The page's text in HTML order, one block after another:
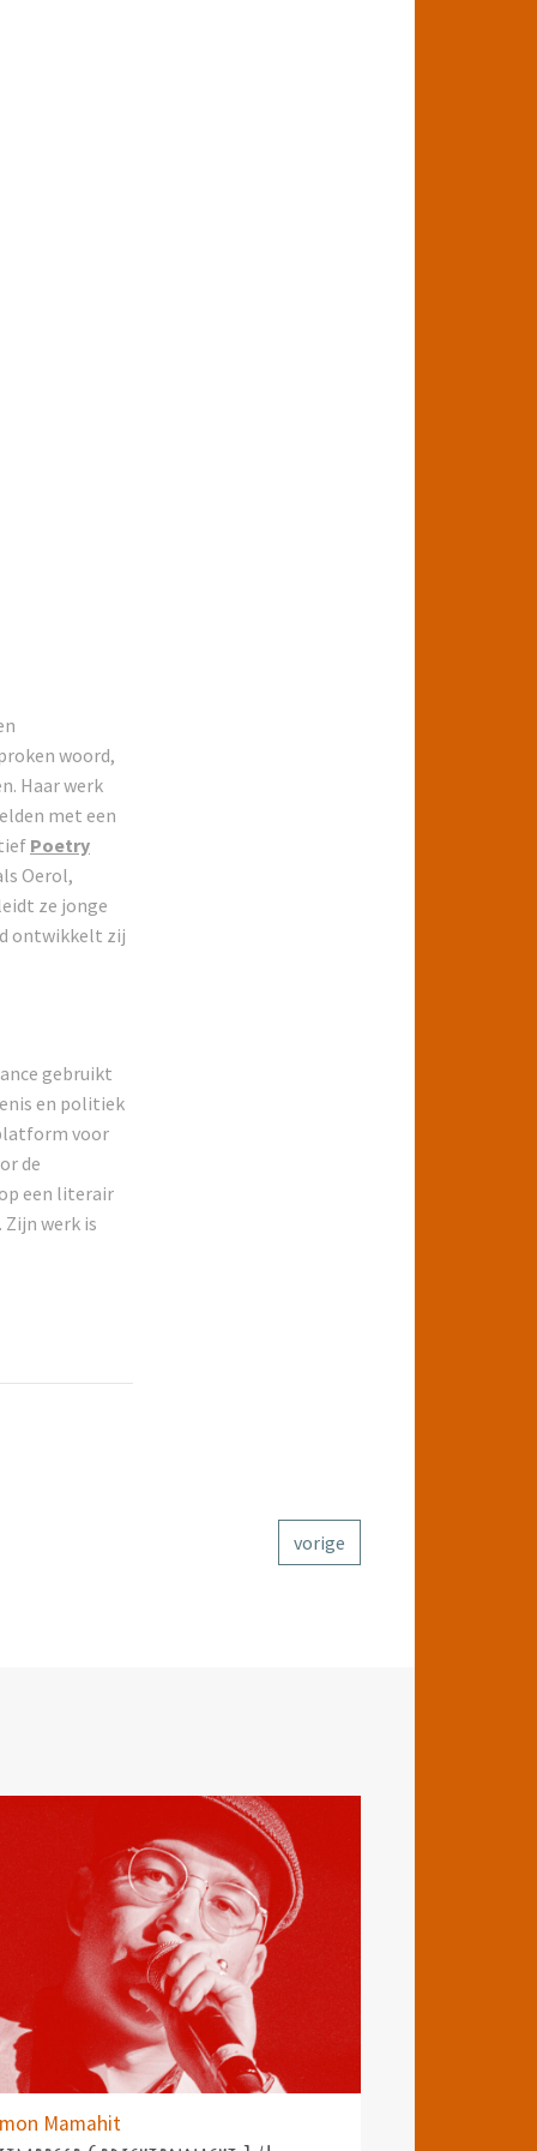
woord,
Haar werk
met een
Poetry
Oerol,
ze jonge
ontwikkelt zij
gebruikt
en politiek
voor
de
een literair
werk is
vorige
Mamahit